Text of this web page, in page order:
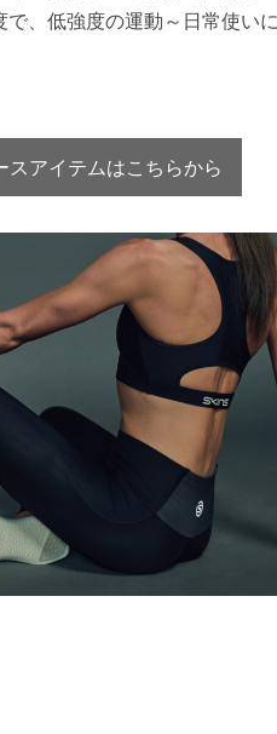
、低強度の運動～日常使い
スアイテムはこちらから